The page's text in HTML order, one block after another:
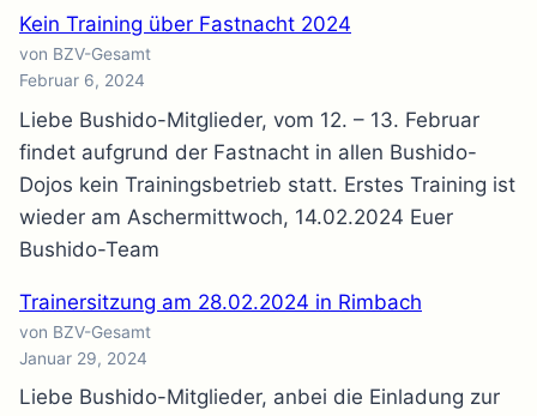
Kein Training über Fastnacht 2024
von BZV-Gesamt
Februar 6, 2024
Liebe Bushido-Mitglieder, vom 12. – 13. Februar
findet aufgrund der Fastnacht in allen Bushido-
Dojos kein Trainingsbetrieb statt. Erstes Training ist
wieder am Aschermittwoch, 14.02.2024 Euer
Bushido-Team
Trainersitzung am 28.02.2024 in Rimbach
von BZV-Gesamt
Januar 29, 2024
Liebe Bushido-Mitglieder, anbei die Einladung zur